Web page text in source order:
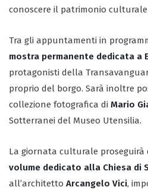
conoscere il patrimonio culturale
Tra gli appuntamenti in
mostra permanente dedicata a
protagonisti della
proprio del borgo. Sarà inoltre
collezione fotografica di Mario
Sotterranei del Museo Utensilia.
La giornata culturale proseguirà
volume dedicato alla Chiesa di
all’architetto Arcangelo Vici,